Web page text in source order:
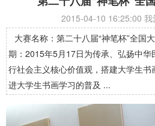
2015-04-10 16:25:00 我
大赛名称：第二十八届“神笔杯”全国
期：2015年5月17日为传承、弘扬中
行社会主义核心价值观，搭建大学生
进大学生书画学习的普及 ...